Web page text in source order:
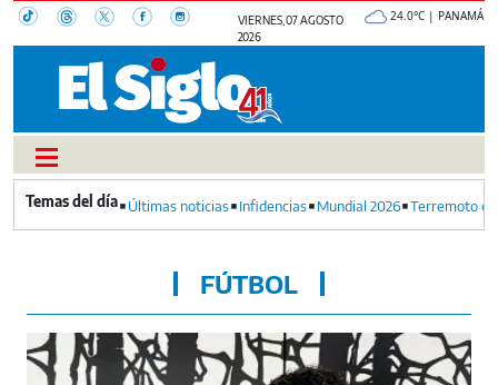
VIERNES, 07 AGOSTO
2026
24.0°C | PANAMÁ
Últimas noticias Infidencias Mundial 2026 Terremoto
FÚTBOL